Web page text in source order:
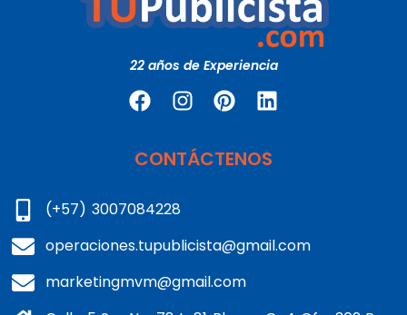
22 años de Experiencia
CONTÁCTENOS
(+57) 3007084228
operaciones.tupublicista@gmail.com
marketingmvm@gmail.com